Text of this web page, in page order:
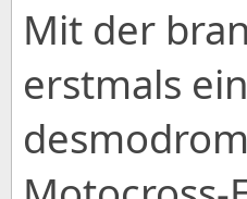
Mit der
erstmals